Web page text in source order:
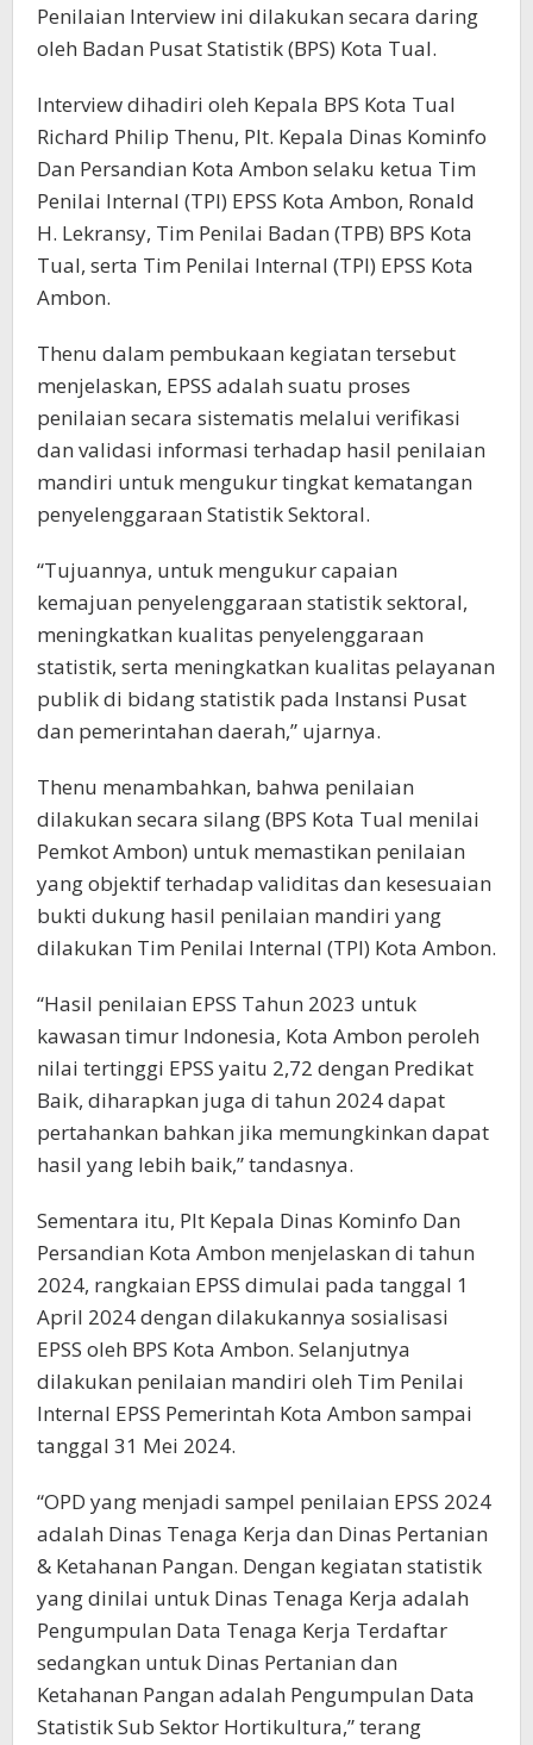
Penilaian Interview ini dilakukan secara daring
oleh Badan Pusat Statistik (BPS) Kota Tual.
Interview dihadiri oleh Kepala BPS Kota Tual
Richard Philip Thenu, Plt. Kepala Dinas Kominfo
Dan Persandian Kota Ambon selaku ketua Tim
Penilai Internal (TPI) EPSS Kota Ambon, Ronald
H. Lekransy, Tim Penilai Badan (TPB) BPS Kota
Tual, serta Tim Penilai Internal (TPI) EPSS Kota
Ambon.
Thenu dalam pembukaan kegiatan tersebut
menjelaskan, EPSS adalah suatu proses
penilaian secara sistematis melalui verifikasi
dan validasi informasi terhadap hasil penilaian
mandiri untuk mengukur tingkat kematangan
penyelenggaraan Statistik Sektoral.
“Tujuannya, untuk mengukur capaian
kemajuan penyelenggaraan statistik sektoral,
meningkatkan kualitas penyelenggaraan
statistik, serta meningkatkan kualitas pelayanan
publik di bidang statistik pada Instansi Pusat
dan pemerintahan daerah,” ujarnya.
Thenu menambahkan, bahwa penilaian
dilakukan secara silang (BPS Kota Tual menilai
Pemkot Ambon) untuk memastikan penilaian
yang objektif terhadap validitas dan kesesuaian
bukti dukung hasil penilaian mandiri yang
dilakukan Tim Penilai Internal (TPI) Kota Ambon.
“Hasil penilaian EPSS Tahun 2023 untuk
kawasan timur Indonesia, Kota Ambon peroleh
nilai tertinggi EPSS yaitu 2,72 dengan Predikat
Baik, diharapkan juga di tahun 2024 dapat
pertahankan bahkan jika memungkinkan dapat
hasil yang lebih baik,” tandasnya.
Sementara itu, Plt Kepala Dinas Kominfo Dan
Persandian Kota Ambon menjelaskan di tahun
2024, rangkaian EPSS dimulai pada tanggal 1
April 2024 dengan dilakukannya sosialisasi
EPSS oleh BPS Kota Ambon. Selanjutnya
dilakukan penilaian mandiri oleh Tim Penilai
Internal EPSS Pemerintah Kota Ambon sampai
tanggal 31 Mei 2024.
“OPD yang menjadi sampel penilaian EPSS 2024
adalah Dinas Tenaga Kerja dan Dinas Pertanian
& Ketahanan Pangan. Dengan kegiatan statistik
yang dinilai untuk Dinas Tenaga Kerja adalah
Pengumpulan Data Tenaga Kerja Terdaftar
sedangkan untuk Dinas Pertanian dan
Ketahanan Pangan adalah Pengumpulan Data
Statistik Sub Sektor Hortikultura,” terang